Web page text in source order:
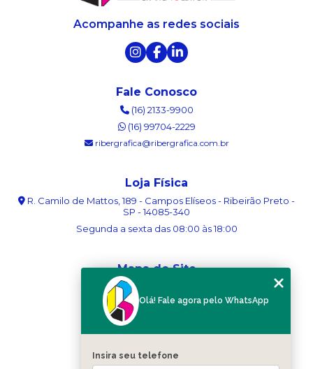
Acompanhe as redes sociais
Fale Conosco
(16) 2133-9900
(16) 99704-2229
ribergrafica@ribergrafica.com.br
Loja Física
R. Camilo de Mattos, 189 - Campos Elíseos - Ribeirão Preto -
SP - 14085-340
Segunda a sexta das 08:00 às 18:00
Mapa do Site
Sobre nós
Blog
Categorias
Olá! Fale agora pelo WhatsApp
Insira seu telefone